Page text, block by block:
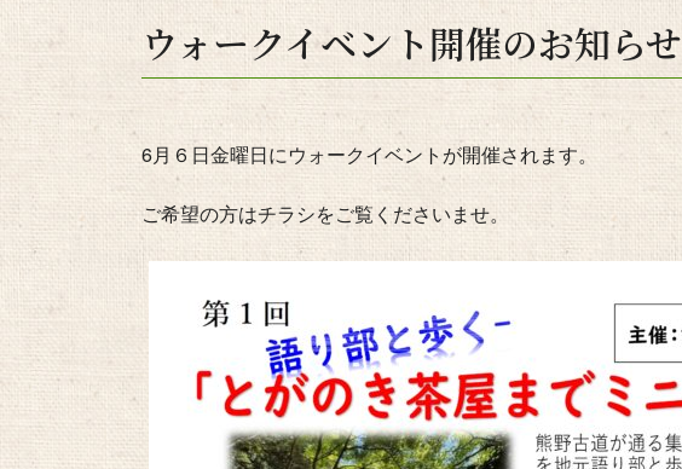
ウォークイベント開催のお知らせ
6月６日金曜日にウォークイベントが開催されます。
ご希望の方はチラシをご覧くださいませ。